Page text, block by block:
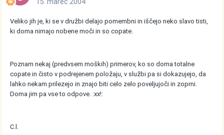
Veliko jih je, ki se v družbi delajo pomembni in iščejo neko slavo tisti,
ki doma nimajo nobene moči in so copate.
Poznam nekaj (predvsem moških) primerov, ko so doma totalne
copate in čisto v podrejenem položaju, v službi pa si dokazujejo, da
lahko nekam prilezejo in znajo biti celo zelo poveljujoči in zoprni.
Doma jim pa vse to odpove. :xx!:
C.l.